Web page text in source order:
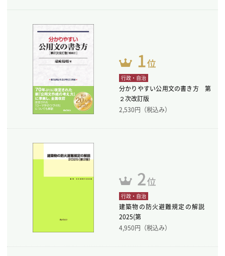
行政・自治
分かりやすい公用文の書き方 第
２次改訂版
2,530円（税込み）
行政・自治
建築物の防火避難規定の解説
2025(第
4,950円（税込み）